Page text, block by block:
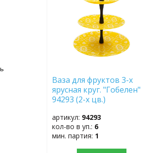
Ваза для фруктов 3-х
ярусная круг. "Гобелен"
94293 (2-х цв.)
артикул: 94293
кол-во в уп.: 6
мин. партия: 1